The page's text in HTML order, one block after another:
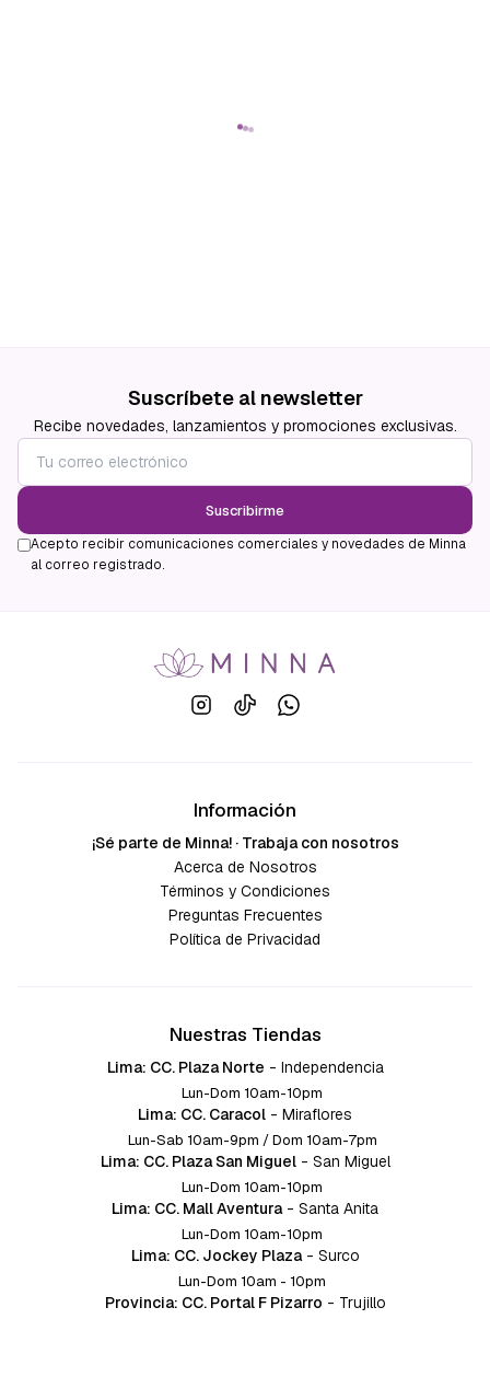
Suscríbete al newsletter
Recibe novedades, lanzamientos y promociones exclusivas.
Suscribirme
Acepto recibir comunicaciones comerciales y novedades de Minna
al correo registrado.
Información
¡Sé parte de Minna! · Trabaja con nosotros
Acerca de Nosotros
Términos y Condiciones
Preguntas Frecuentes
Política de Privacidad
Nuestras Tiendas
Lima: CC. Plaza Norte - Independencia
Lun-Dom 10am-10pm
Lima: CC. Caracol - Miraflores
Lun-Sab 10am-9pm / Dom 10am-7pm
Lima: CC. Plaza San Miguel - San Miguel
Lun-Dom 10am-10pm
Lima: CC. Mall Aventura - Santa Anita
Lun-Dom 10am-10pm
Lima: CC. Jockey Plaza - Surco
Lun-Dom 10am - 10pm
Provincia: CC. Portal F Pizarro - Trujillo